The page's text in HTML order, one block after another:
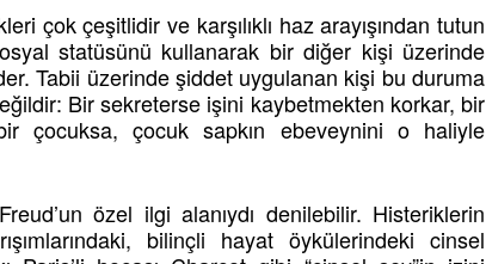
çok çeşitlidir ve karşılıklı haz arayışından tutun
statüsünü kullanarak bir diğer kişi üzerinde
Tabii üzerinde şiddet uygulanan kişi bu duruma
Bir sekreterse işini kaybetmekten korkar, bir
çocuksa, çocuk sapkın ebeveynini o haliyle
özel ilgi alanıydı denilebilir. Histeriklerin
bilinçli hayat öykülerindeki cinsel